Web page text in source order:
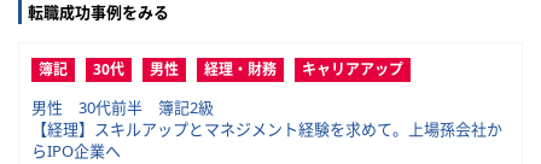
転職成功事例をみる
簿記 30代 男性 経理・財務 キャリアアップ
男性 30代前半 簿記2級
【経理】スキルアップとマネジメント経験を求めて。上場孫会社か
らIPO企業へ